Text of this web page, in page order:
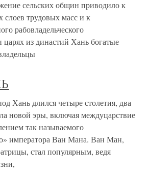
сельских общин приводило к
трудовых масс и к
рабовладельческого
царях из династий Хань богатые
длился четыре столетия, два
новой эры, включая междуцарствие
так называемого
императора Ван Мана. Ван Ман,
стал популярным, ведя